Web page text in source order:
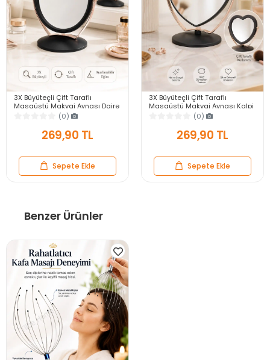
3X Büyüteçli Çift Taraflı
Masaüstü Makyaj Aynası Daire
Siyah Rose Gold Standlı
Dekoratif Yakın Ayna
(0)
269,90 TL
Sepete Ekle
3X Büyüteçli Çift Taraflı
Masaüstü Makyaj Aynası Kalpi
Siyah Rose Gold Standlı
Dekoratif Yakın Ayna
(0)
269,90 TL
Sepete Ekle
Benzer Ürünler